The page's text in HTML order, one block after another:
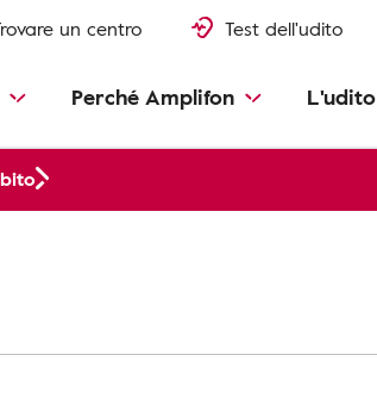
un centro Test dell'udito
Perché Amplifon L'udito